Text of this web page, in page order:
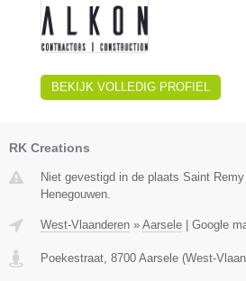
BEKIJK VOLLEDIG PROFIEL
RK Creations
Niet gevestigd in de plaats Saint
Henegouwen.
West-Vlaanderen » Aarsele Google
Poekestraat, 8700 Aarsele (West-